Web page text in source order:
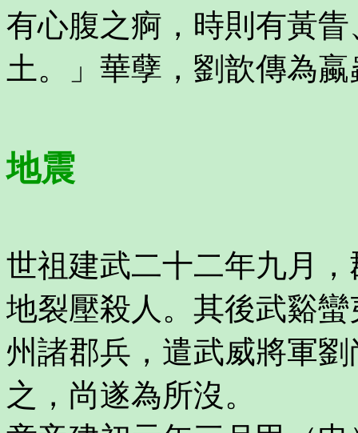
有心腹之痾，時則有黃
土。」華孽，劉歆傳為
地震
世祖建武二十二年九月
地裂壓殺人。其後武谿
州諸郡兵，遣武威將軍
之，尚遂為所沒。